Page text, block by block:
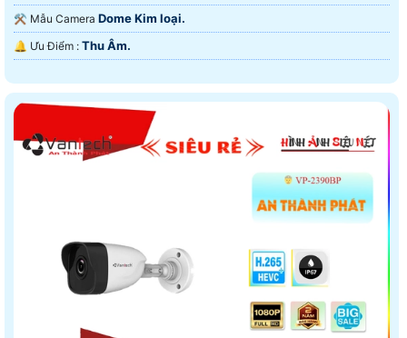
⚒ Mẫu Camera Dome Kim loại.
️🔔 Ưu Điểm : Thu Âm.